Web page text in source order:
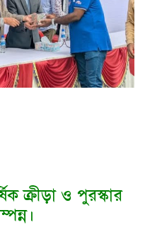
ক্রীড়া ও পুরস্কার